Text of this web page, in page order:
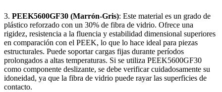
3. PEEK5600GF30 (Marrón-Gris): Este material es un grado de
plástico reforzado con un 30% de fibra de vidrio. Ofrece una
rigidez, resistencia a la fluencia y estabilidad dimensional superiores
en comparación con el PEEK, lo que lo hace ideal para piezas
estructurales. Puede soportar cargas fijas durante períodos
prolongados a altas temperaturas. Si se utiliza PEEK5600GF30
como componente deslizante, se debe verificar cuidadosamente su
idoneidad, ya que la fibra de vidrio puede rayar las superficies de
contacto.